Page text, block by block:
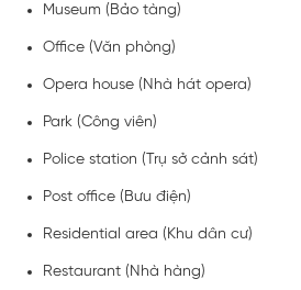
Museum (Bảo tàng)
Office (Văn phòng)
Opera house (Nhà hát opera)
Park (Công viên)
Police station (Trụ sở cảnh sát)
Post office (Bưu điện)
Residential area (Khu dân cư)
Restaurant (Nhà hàng)